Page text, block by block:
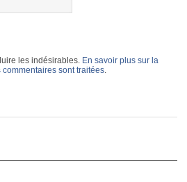
les indésirables. En savoir plus sur la
sont traitées